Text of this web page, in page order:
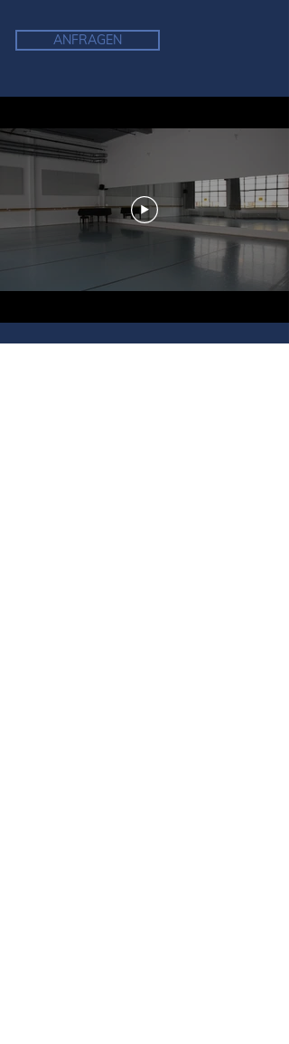
ANFRAGEN